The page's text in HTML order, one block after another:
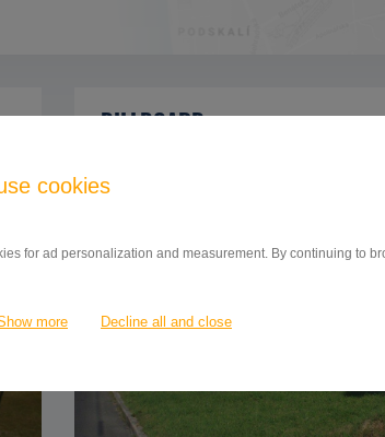
cookies
for ad personalization and measurement. By continuing to
more Decline all and close
BILLBOARD